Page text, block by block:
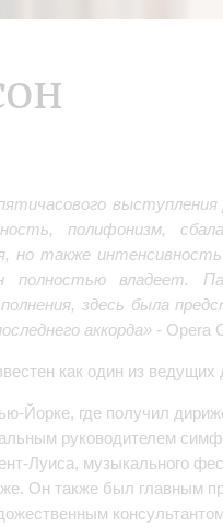
полифонизм,
но также
владеет.
здесь была
аккорда» - Opera
как один из ведущих
Йорке, где получил
руководителем
Луиса, музыкального
Он также был главным